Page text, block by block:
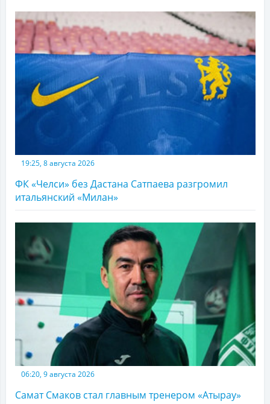
19:25, 8 августа 2026
ФК «Челси» без Дастана Сатпаева разгромил
итальянский «Милан»
06:20, 9 августа 2026
Самат Смаков стал главным тренером «Атырау»